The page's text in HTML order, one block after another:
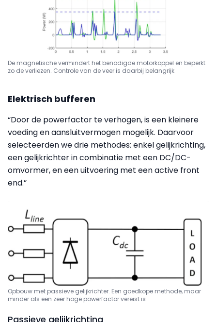
De magnetische vermindert het benodigde motorkoppel en beperkt
zo de verliezen. Controle van de veer is daarbij belangrijk
Elektrisch bufferen
“Door de powerfactor te verhogen, is een kleinere
voeding en aansluit­vermogen mogelijk. Daarvoor
selecteerden we drie methodes: enkel gelijkrichting,
een gelijkrichter in combinatie met een DC/DC-
omvormer, en een uitvoering met een active front
end.”
Opbouw met passieve gelijkrichter. Een goedkope methode, maar
minder als een zeer hoge powerfactor vereist is
Passieve gelijkrichting